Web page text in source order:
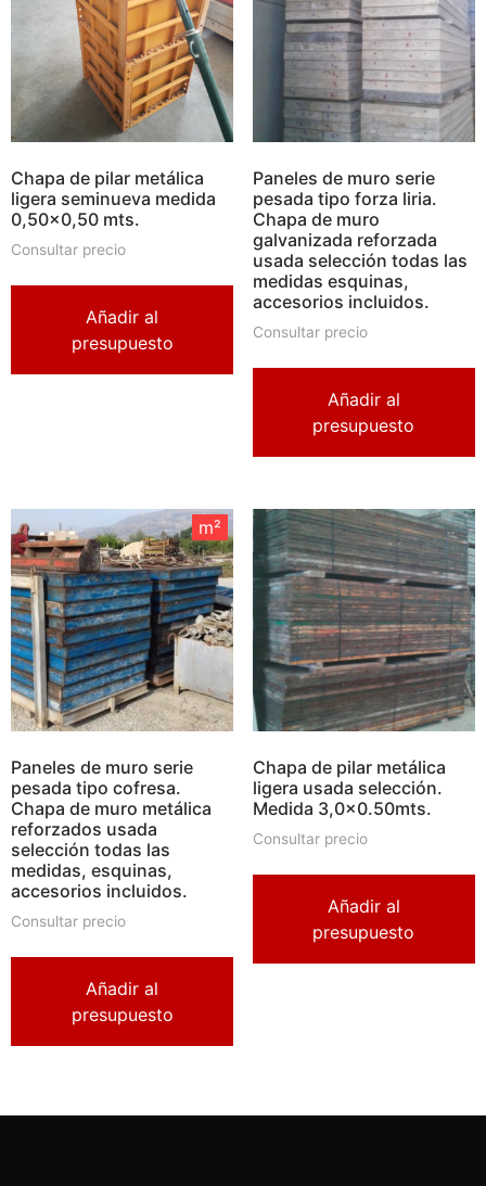
Chapa de pilar metálica
ligera seminueva medida
0,50×0,50 mts.
Consultar precio
Añadir al
presupuesto
Paneles de muro serie
pesada tipo forza liria.
Chapa de muro
galvanizada reforzada
usada selección todas las
medidas esquinas,
accesorios incluidos.
Consultar precio
Añadir al
presupuesto
m²
m²
Paneles de muro serie
pesada tipo cofresa.
Chapa de muro metálica
reforzados usada
selección todas las
medidas, esquinas,
accesorios incluidos.
Consultar precio
Añadir al
presupuesto
Chapa de pilar metálica
ligera usada selección.
Medida 3,0×0.50mts.
Consultar precio
Añadir al
presupuesto